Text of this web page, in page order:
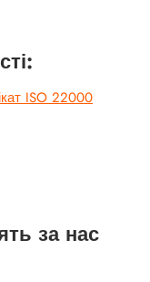
ISO 22000
за нас